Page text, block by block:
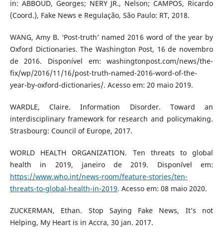
in: ABBOUD, Georges; NERY JR., Nelson; CAMPOS, Ricardo
(Coord.), Fake News e Regulação, São Paulo: RT, 2018.
WANG, Amy B. ‘Post-truth’ named 2016 word of the year by
Oxford Dictionaries. The Washington Post, 16 de novembro
de 2016. Disponível em: washingtonpost.com/news/the-
fix/wp/2016/11/16/post-truth-named-2016-word-of-the-
year-by-oxford-dictionaries/. Acesso em: 20 maio 2019.
WARDLE, Claire. Information Disorder. Toward an
interdisciplinary framework for research and policymaking.
Strasbourg: Council of Europe, 2017.
WORLD HEALTH ORGANIZATION. Ten threats to global
health in 2019, janeiro de 2019. Disponível em:
https://www.who.int/news-room/feature-stories/ten-
threats-to-global-health-in-2019. Acesso em: 08 maio 2020.
ZUCKERMAN, Ethan. Stop Saying Fake News, It’s not
Helping, My Heart is in Accra, 30 jan. 2017.